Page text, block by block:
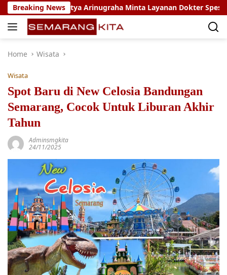
Skip
to
content
Breaking News
Warga, Setya Arinugraha Minta Layanan Dokter Spesialis
Home Wisata
Wisata
Spot Baru di New Celosia Bandungan
Semarang, Cocok Untuk Liburan Akhir
Tahun
Adminsmgkita
24/11/2025